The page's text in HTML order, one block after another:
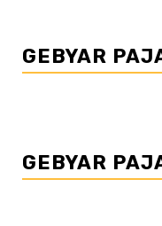
GEBYAR
GEBYAR